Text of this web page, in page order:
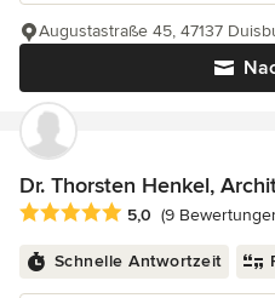
Augustastraße 45, 47137
Dr. Thorsten Henkel,
Durchschnittliche Bewertung:
5,0 (9
Schnelle Antwortzeit